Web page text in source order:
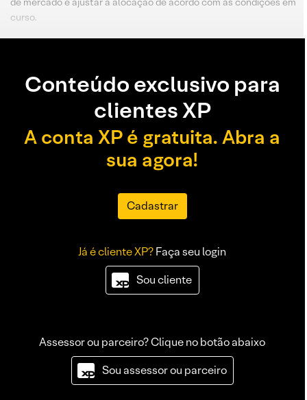
curso.
Conteúdo exclusivo para
clientes XP
A conta XP é gratuita. Abra a
sua agora!
Cadastrar
Já é cliente XP?Faça seu login
Sou cliente
Assessor ou parceiro? Clique no botão abaixo
Sou assessor ou parceiro